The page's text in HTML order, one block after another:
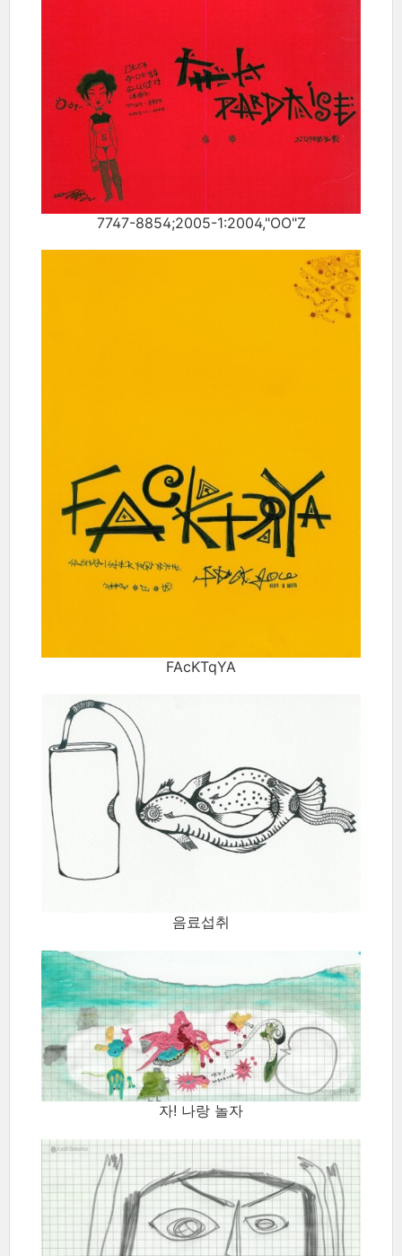
7747-8854;2005-1:2004,"OO"Z
FAcKTqYA
음료섭취
자! 나랑 놀자